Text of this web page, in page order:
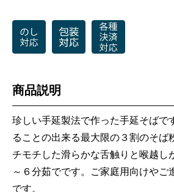
商品説明
珍しい手延製法で作った手延そばで
ることの出来る最大限の３割のそば
チモチした滑らかな舌触りと喉越し
～６分茹でです。ご家庭用向けやご
です。